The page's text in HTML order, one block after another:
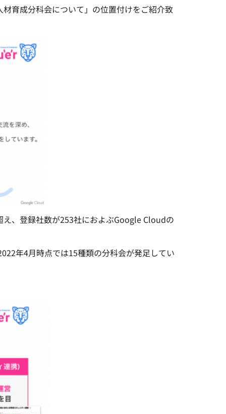
育成分科会について」の位置付けをご紹介致
え、登録社数が253社におよぶGoogle Cloudの
年4月時点では15種類の分科会が発足してい